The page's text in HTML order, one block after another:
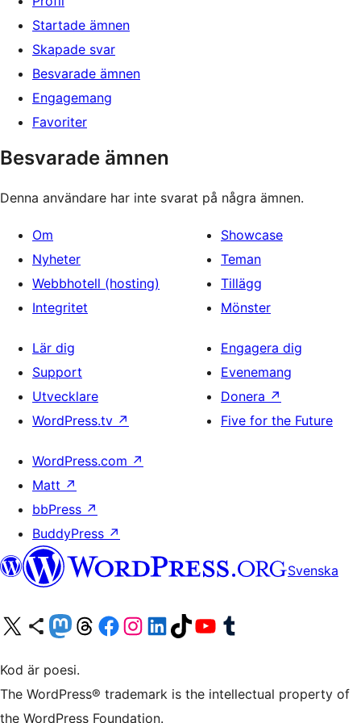
Startade ämnen
Skapade svar
Besvarade ämnen
Engagemang
Favoriter
Besvarade ämnen
Denna användare har inte svarat på några ämnen.
Om
Nyheter
Webbhotell (hosting)
Integritet
Showcase
Teman
Tillägg
Mönster
Lär dig
Support
Utvecklare
WordPress.tv ↗
Engagera dig
Evenemang
Donera ↗
Five for the Future
WordPress.com ↗
Matt ↗
bbPress ↗
BuddyPress ↗
Svenska
Besök vår X-konto (f.d. Twitter)
Besök vårt Bluesky-kontoBesök vårt Mastodon-kontoBesök vårt Thread-konto
Besök vår Facebook-sidaBesök vårt Instagram-kontoBesök vårt LinkedIn-kontoBesök vårt TikTok-kontoBesök vår YouTube-kanalBesök vårt Tumblr-konto
Kod är poesi.
The WordPress® trademark is the intellectual property of
the WordPress Foundation.